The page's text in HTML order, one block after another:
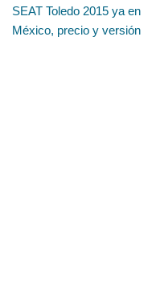
SEAT Toledo 2015 ya en
México, precio y versión